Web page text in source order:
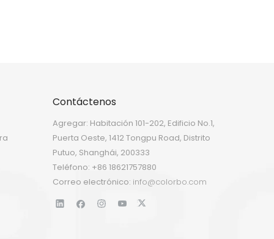
Contáctenos
Agregar: Habitación 101-202, Edificio No.1,
Puerta Oeste, 1412 Tongpu Road, Distrito
Putuo, Shanghái, 200333
Teléfono: +86 18621757880
Correo electrónico: info@colorbo.com